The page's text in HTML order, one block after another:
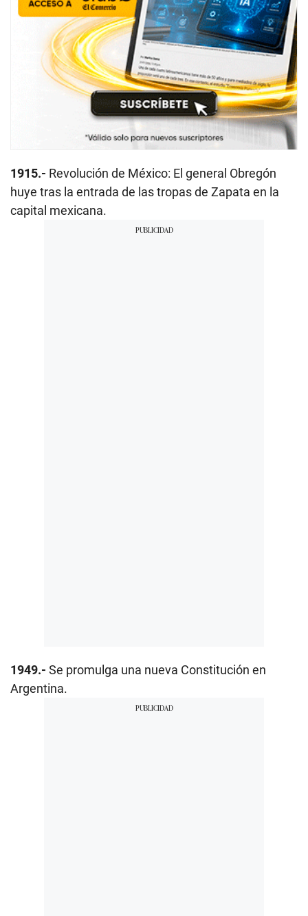
1915.- Revolución de México: El general Obregón
huye tras la entrada de las tropas de Zapata en la
capital mexicana.
1949.- Se promulga una nueva Constitución en
Argentina.